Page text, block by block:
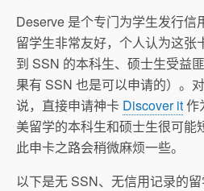
Deserve 是个专门为学生发行信
留学生非常友好，个人认为这张
到 SSN 的本科生、硕士生受益
果有 SSN 也是可以申请的）。
说，直接申请神卡 Discover it作
美留学的本科生和硕士生很可能
此申卡之路会稍微麻烦一些。
以下是无 SSN、无信用记录的